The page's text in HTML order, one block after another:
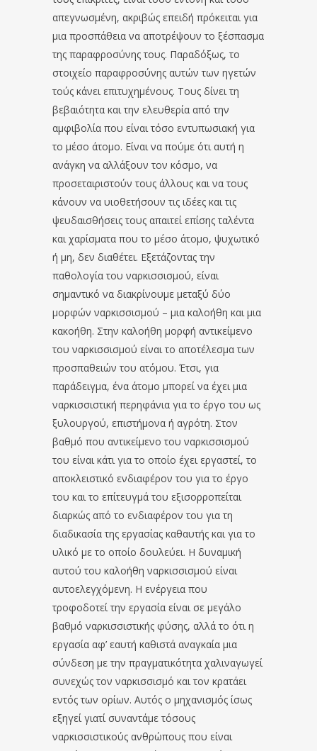
απεγνωσμένη, ακριβώς επειδή πρόκειται για
μια προσπάθεια να αποτρέψουν το ξέσπασμα
της παραφροσύνης τους. Παραδόξως, το
στοιχείο παραφροσύνης αυτών των ηγετών
τούς κάνει επιτυχημένους. Τους δίνει τη
βεβαιότητα και την ελευθερία από την
αμφιβολία που είναι τόσο εντυπωσιακή για
το μέσο άτομο. Είναι να πούμε ότι αυτή η
ανάγκη να αλλάξουν τον κόσμο, να
προσεταιριστούν τους άλλους και να τους
κάνουν να υιοθετήσουν τις ιδέες και τις
ψευδαισθήσεις τους απαιτεί επίσης ταλέντα
και χαρίσματα που το μέσο άτομο, ψυχωτικό
ή μη, δεν διαθέτει. Εξετάζοντας την
παθολογία του ναρκισσισμού, είναι
σημαντικό να διακρίνουμε μεταξύ δύο
μορφών ναρκισσισμού – μια καλοήθη και μια
κακοήθη. Στην καλοήθη μορφή αντικείμενο
του ναρκισσισμού είναι το αποτέλεσμα των
προσπαθειών του ατόμου. Έτσι, για
παράδειγμα, ένα άτομο μπορεί να έχει μια
ναρκισσιστική περηφάνια για το έργο του ως
ξυλουργού, επιστήμονα ή αγρότη. Στον
βαθμό που αντικείμενο του ναρκισσισμού
του είναι κάτι για το οποίο έχει εργαστεί, το
αποκλειστικό ενδιαφέρον του για το έργο
του και το επίτευγμά του εξισορροπείται
διαρκώς από το ενδιαφέρον του για τη
διαδικασία της εργασίας καθαυτής και για το
υλικό με το οποίο δουλεύει. Η δυναμική
αυτού του καλοήθη ναρκισσισμού είναι
αυτοελεγχόμενη. Η ενέργεια που
τροφοδοτεί την εργασία είναι σε μεγάλο
βαθμό ναρκισσιστικής φύσης, αλλά το ότι η
εργασία αφ’ εαυτή καθιστά αναγκαία μια
σύνδεση με την πραγματικότητα χαλιναγωγεί
συνεχώς τον ναρκισσισμό και τον κρατάει
εντός των ορίων. Αυτός ο μηχανισμός ίσως
εξηγεί γιατί συναντάμε τόσους
ναρκισσιστικούς ανθρώπους που είναι